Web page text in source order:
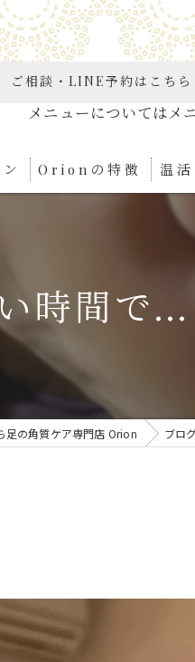
ご相談・LINE予約はこちら
Orionの特徴
足つぼ
温
時間で...
足の角質ケア専門店 Orion ブロ